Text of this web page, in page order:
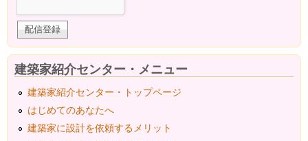
建築家紹介センター・メニュー
建築家紹介センター・トップページ
はじめてのあなたへ
建築家に設計を依頼するメリット